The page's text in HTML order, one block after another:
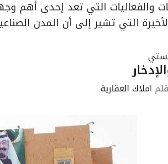
والفعاليات التي تعد إحدى أهم
التي تشير إلى أن المدن
املاك العقارية